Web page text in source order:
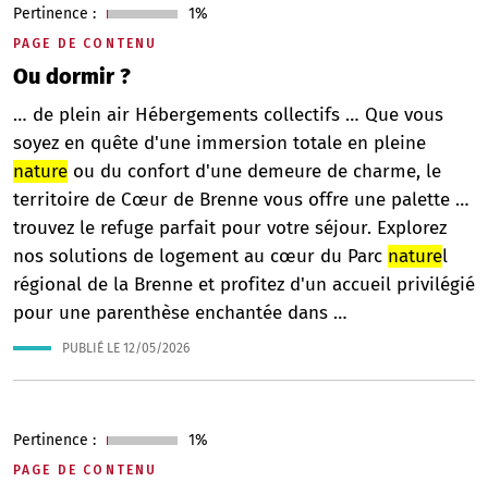
PAGE DE CONTENU
Ou dormir ?
Pertinence : 1%
… de plein air Hébergements collectifs … Que vous
soyez en quête d'une immersion totale en pleine
nature ou du confort d'une demeure de charme, le
territoire de Cœur de Brenne vous offre une palette …
trouvez le refuge parfait pour votre séjour. Explorez
nos solutions de logement au cœur du Parc naturel
régional de la Brenne et profitez d'un accueil privilégié
pour une parenthèse enchantée dans …
PUBLIÉ LE 12/05/2026
PAGE DE CONTENU
Pertinence : 1%